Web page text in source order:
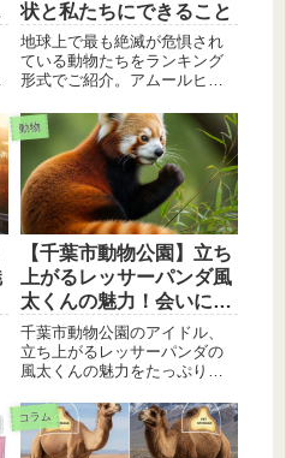
状と私たちにできること
地球上で最も絶滅が危惧され
ている動物たちをランキング
形式でご紹介。アムールヒョ
など、美しい命が危機に瀕し
ています。彼らの現状を知
り、私たちにできることを考
えましょう。
動物
【千葉市動物公園】立ち
上がるレッサーパンダ風
太くんの魅力！会いに行
こう
千葉市動物公園のアイドル、
立ち上がるレッサーパンダの
風太くんの魅力をたっぷりご
族は？風太くんに会いに行き
たくなる情報満載のブログで
す。
コラム